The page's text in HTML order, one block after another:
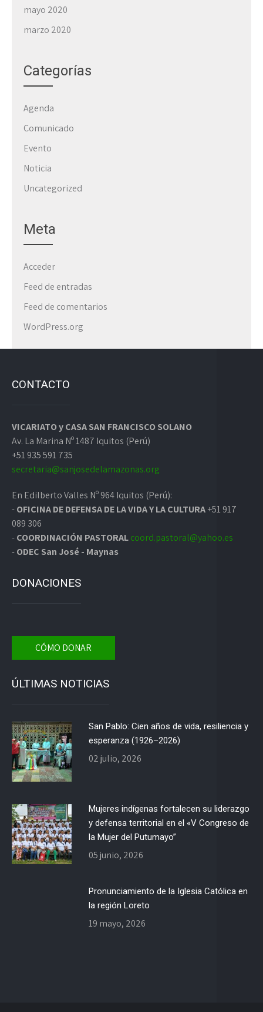
mayo 2020
marzo 2020
Categorías
Agenda
Comunicado
Evento
Noticia
Uncategorized
Meta
Acceder
Feed de entradas
Feed de comentarios
WordPress.org
CONTACTO
VICARIATO y CASA SAN FRANCISCO SOLANO
Av. La Marina Nº 1487 Iquitos (Perú)
+51 935 591 735
secretaria@sanjosedelamazonas.org
En Edilberto Valles Nº 964 Iquitos (Perú):
-OFICINA DE DEFENSA DE LA VIDA Y LA CULTURA+51 917
089 306
-COORDINACIÓN PASTORALcoord.pastoral@yahoo.es
-ODEC San José - Maynas
DONACIONES
CÓMO DONAR
ÚLTIMAS NOTICIAS
San Pablo: Cien años de vida, resiliencia y
esperanza (1926–2026)
02 julio, 2026
Mujeres indígenas fortalecen su liderazgo
y defensa territorial en el «V Congreso de
la Mujer del Putumayo”
05 junio, 2026
Pronunciamiento de la Iglesia Católica en
la región Loreto
19 mayo, 2026